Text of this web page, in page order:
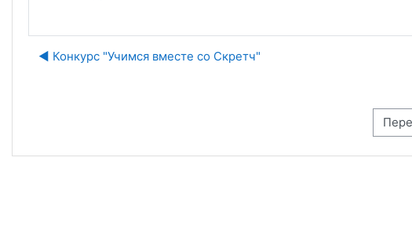
◀︎ Конкурс "Учимся вместе со Скретч"
Перейти на...